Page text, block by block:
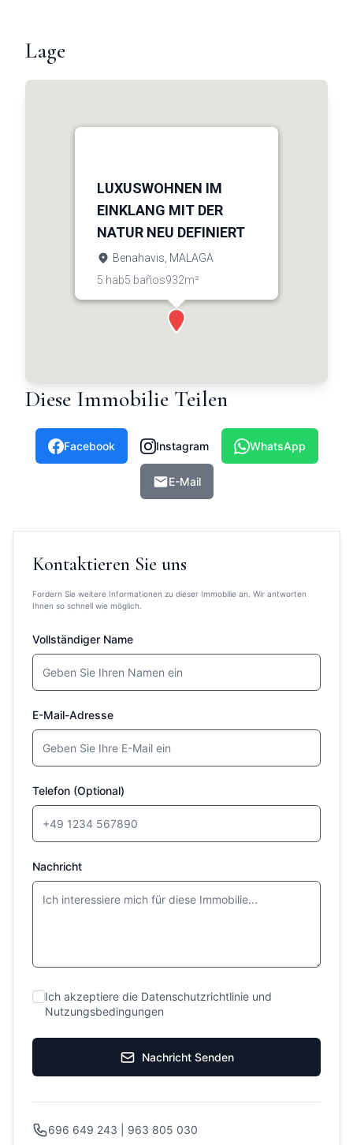
Lage
LUXUSWOHNEN IM
EINKLANG MIT DER
NATUR NEU DEFINIERT
Benahavis, MALAGA
5 hab5 baños932m²
€3.950.000
Diese Immobilie Teilen
Facebook Instagram WhatsApp
E-Mail
Kontaktieren Sie uns
Fordern Sie weitere Informationen zu dieser Immobilie an. Wir antworten
Ihnen so schnell wie möglich.
Vollständiger Name
E-Mail-Adresse
Telefon (Optional)
Nachricht
Ich akzeptiere die Datenschutzrichtlinie und
Nutzungsbedingungen
Nachricht Senden
696 649 243 | 963 805 030